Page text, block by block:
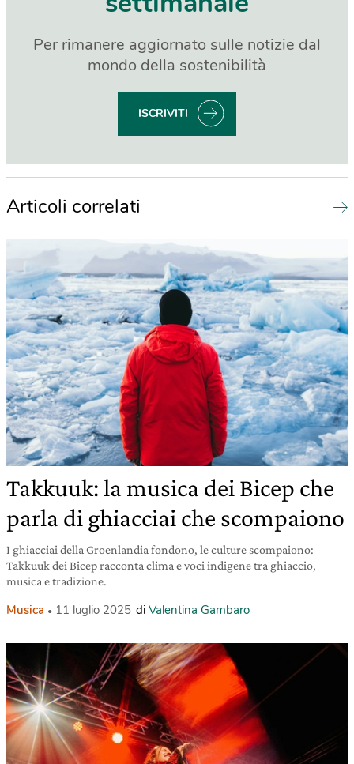
Per rimanere aggiornato sulle notizie dal
mondo della sostenibilità
ISCRIVITI
Articoli correlati
Takkuuk: la musica dei Bicep che
parla di ghiacciai che scompaiono
I ghiacciai della Groenlandia fondono, le culture scompaiono:
Takkuuk dei Bicep racconta clima e voci indigene tra ghiaccio,
musica e tradizione.
Musica 11 luglio 2025 di Valentina Gambaro